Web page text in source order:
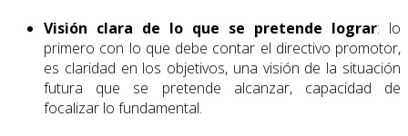
Visión clara de lo que se pretende lograr: lo
primero con lo que debe contar el directivo promotor,
es claridad en los objetivos, una visión de la situación
futura que se pretende alcanzar, capacidad de
focalizar lo fundamental.